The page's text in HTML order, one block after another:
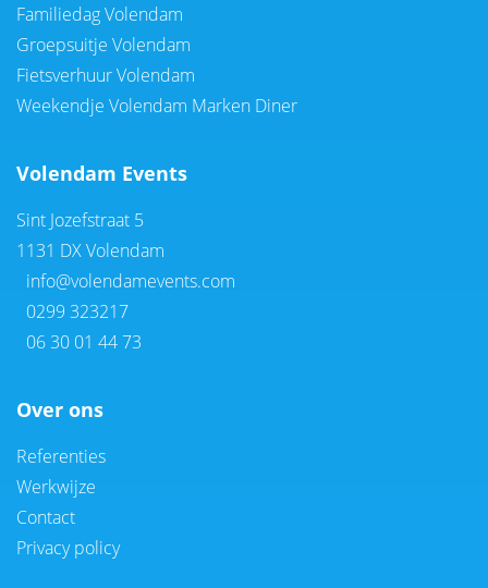
Familiedag Volendam
Groepsuitje Volendam
Fietsverhuur Volendam
Weekendje Volendam Marken Diner
Volendam Events
Sint Jozefstraat 5
1131 DX Volendam
info@volendamevents.com
0299 323217
06 30 01 44 73
Over ons
Referenties
Werkwijze
Contact
Privacy policy